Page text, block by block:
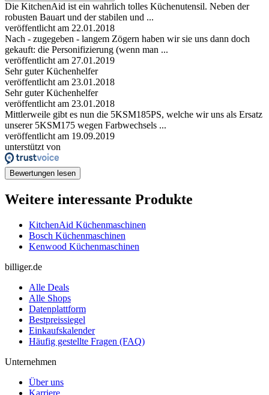
Die KitchenAid ist ein wahrlich tolles Küchenutensil. Neben der
robusten Bauart und der stabilen und ...
veröffentlicht am 22.01.2018
Nach - zugegeben - langem Zögern haben wir sie uns dann doch
gekauft: die Personifizierung (wenn man ...
veröffentlicht am 27.01.2019
Sehr guter Küchenhelfer
veröffentlicht am 23.01.2018
Sehr guter Küchenhelfer
veröffentlicht am 23.01.2018
Mittlerweile gibt es nun die 5KSM185PS, welche wir uns als Ersatz
unserer 5KSM175 wegen Farbwechsels ...
veröffentlicht am 19.09.2019
unterstützt von
Bewertungen lesen
Weitere interessante Produkte
KitchenAid Küchenmaschinen
Bosch Küchenmaschinen
Kenwood Küchenmaschinen
billiger.de
Alle Deals
Alle Shops
Datenplattform
Bestpreissiegel
Einkaufskalender
Häufig gestellte Fragen (FAQ)
Unternehmen
Über uns
Karriere